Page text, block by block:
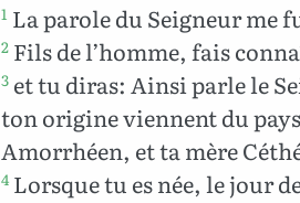
1 La parole du Seigneur me
2 Fils de l’homme, fais
3 et tu diras: Ainsi parle le
ton origine viennent du
Amorrhéen, et ta mère
4 Lorsque tu es née, le jour